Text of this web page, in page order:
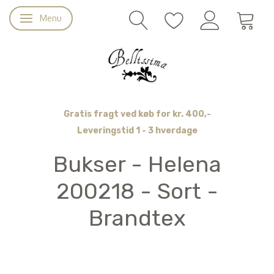
Skifte navigation
Menu
Gratis fragt ved køb for kr. 400,-
Leveringstid 1 - 3 hverdage
Bukser - Helena
200218 - Sort -
Brandtex